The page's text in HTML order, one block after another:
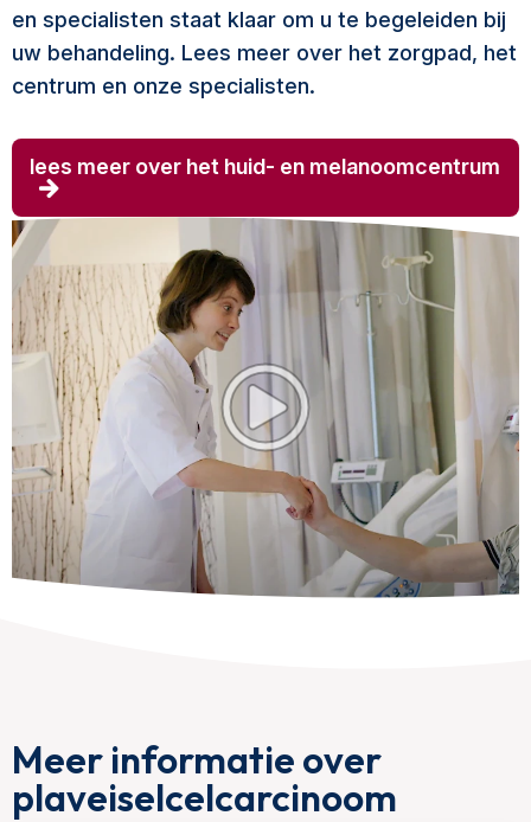
en specialisten staat klaar om u te begeleiden bij
uw behandeling. Lees meer over het zorgpad, het
centrum en onze specialisten.
lees meer over het huid- en melanoomcentrum
Meer informatie over
plaveiselcelcarcinoom